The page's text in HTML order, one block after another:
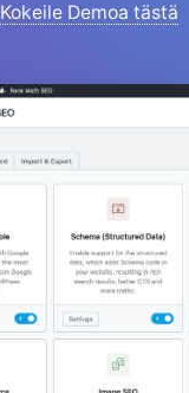
Kokeile Demoa tästä